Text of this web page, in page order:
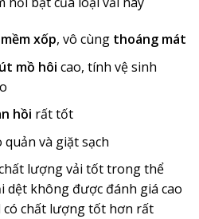
xốp, vô cùng thoáng mát
mồ hôi cao, tính vệ sinh
hồi rất tốt
và giặt sạch
lượng vải tốt trong thể
dệt không được đánh giá cao
có chất lượng tốt hơn rất